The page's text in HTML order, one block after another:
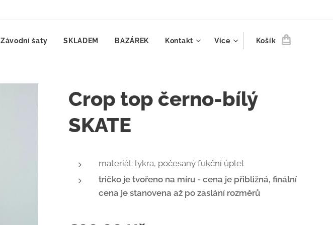
Závodní šaty SKLADEM BAZÁREK Kontakt Více Košík
Crop top černo-bílý
SKATE
materiál: lykra, počesaný fukční úplet
tričko je tvořeno na míru - cena je přibližná, finální
cena je stanovena až po zaslání rozměrů